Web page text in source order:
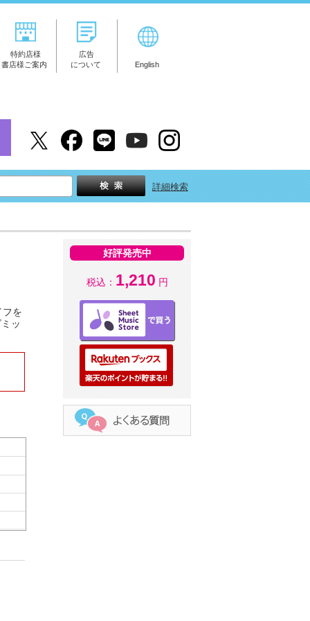
特約店様
書店様ご案内
広告
について
English
詳細検索
フを
ッ
好評発売中
税込： 1,210 円